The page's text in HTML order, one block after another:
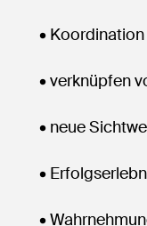
•
• verknüpfen
• neue
•
•